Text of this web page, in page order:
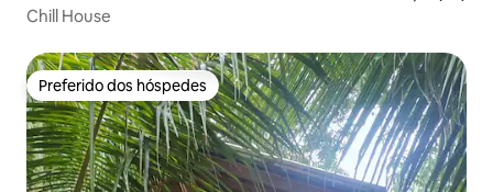
Chill House
Preferido dos hóspedes
Preferido dos hóspedes